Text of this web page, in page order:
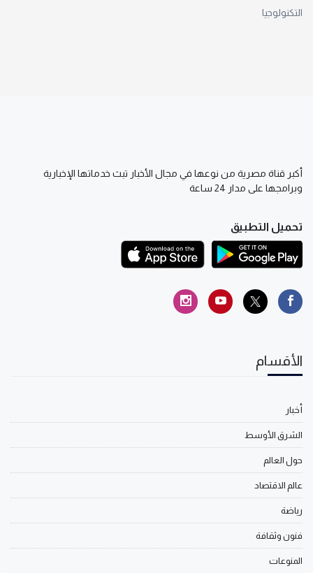
التكنولوجيا
أكبر قناة مصرية من نوعها في مجال الأخبار تبث خدماتها الإخبارية
وبرامجها على مدار 24 ساعة
تحميل التطبيق
الأقسام
أخبار
الشرق الأوسط
حول العالم
عالم الاقتصاد
رياضة
فنون وثقافة
المنوعات